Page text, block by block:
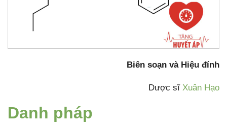
Biên soạn và Hiệu đính
Dược sĩXuân Hạo
Danh pháp